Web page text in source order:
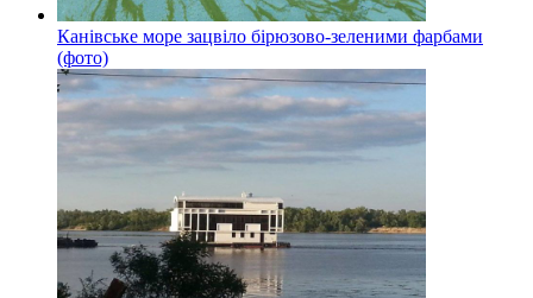
Канівське море зацвіло бірюзово-зеленими фарбами
(фото)